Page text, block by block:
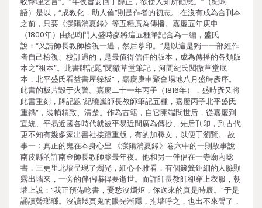
語）是以，“成教化，助人倫”則是作者的初志。 在沒有成為合刊本
之前，只要《灤陽消夏錄》等五種廣為傳播。嘉慶五年庚申
（1800年）由紀昀門人盛時彥將這五種筆記合為一編，盛氏
說：“又請師長教師檢視一過，然后摹印。”是以這是獨一一部經作
者自己檢視、校訂過的，是最值得信任的版本，成為傳播的各類版
本之“祖本”。此書牌記題“閱微草堂筆記，河間紀氏閱微草堂底
本，北平盛氏看益書屋躲板”，嘉慶庚申聚會場地八月盛時彥序。
此書的板片毀于火警。嘉慶二十一年丙子（1816年），盛時彥又將
此書重刻，牌記題“紀曉嵐師長教師筆記五種，嘉慶丙子北平盛氏
重鐫”，裝幀精致、清楚。作為古籍，自它開端問世后，從嘉慶到
宣統、平易近國各時代就被平易近間廣為傳抄、先后刊印，到古代
更不知有幾多家出書社接踵重版，有的加釋文，以便于瀏覽。 故
事一：真正的鬼在本身心里 《灤陽消夏錄》卷六中的一則故事說
南皮縣的許南金師長教師膽最年夜。他和另一伴侶在一寺廟內唸
書，三更里北墻呈現了燭光，細心不雅看，有個簸箕鉅細的人臉顯
露出墻來，一旁的伴侶嚇得要逝世。而許師長教師卻穿上衣服，朝
墻上說：“我正預備唸書，憂愁沒燭炬，你送來的真是時辰。”于是
誦讀聲瑯瑯。沒讀幾頁鬼的眼光漸隱，拊墻呼之，也出不來聲了，